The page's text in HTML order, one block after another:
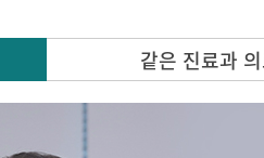
같은 진료과